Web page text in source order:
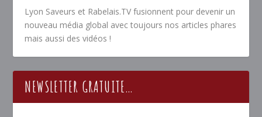
Lyon Saveurs et Rabelais.TV fusionnent pour devenir un
nouveau média global avec toujours nos articles phares
mais aussi des vidéos !
NEWSLETTER GRATUITE…